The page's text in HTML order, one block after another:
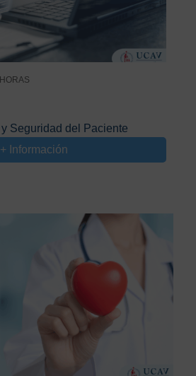
Seguridad del Paciente
+ Información